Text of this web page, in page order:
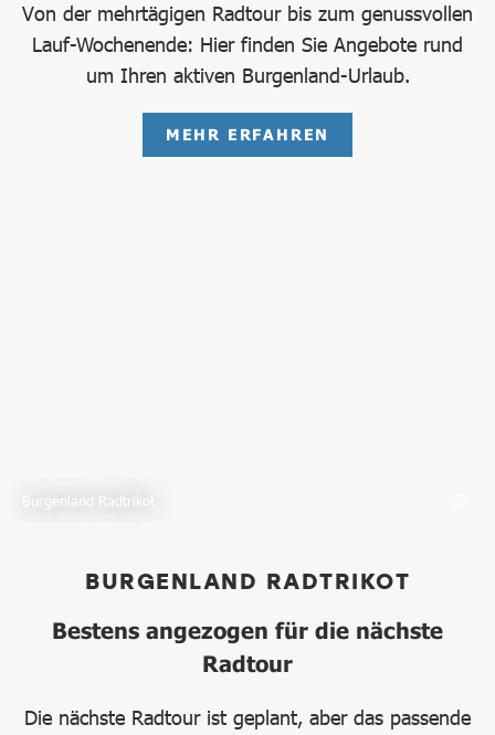
Von der mehrtägigen Radtour bis zum genussvollen
Lauf-Wochenende: Hier finden Sie Angebote rund
um Ihren aktiven Burgenland-Urlaub.
MEHR ERFAHREN
Burgenland Radtrikot
BURGENLAND RADTRIKOT
Bestens angezogen für die nächste
Radtour
Die nächste Radtour ist geplant, aber das passende